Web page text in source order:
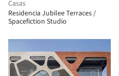
Casas
Residencia Jubilee Terraces /
Spacefiction Studio